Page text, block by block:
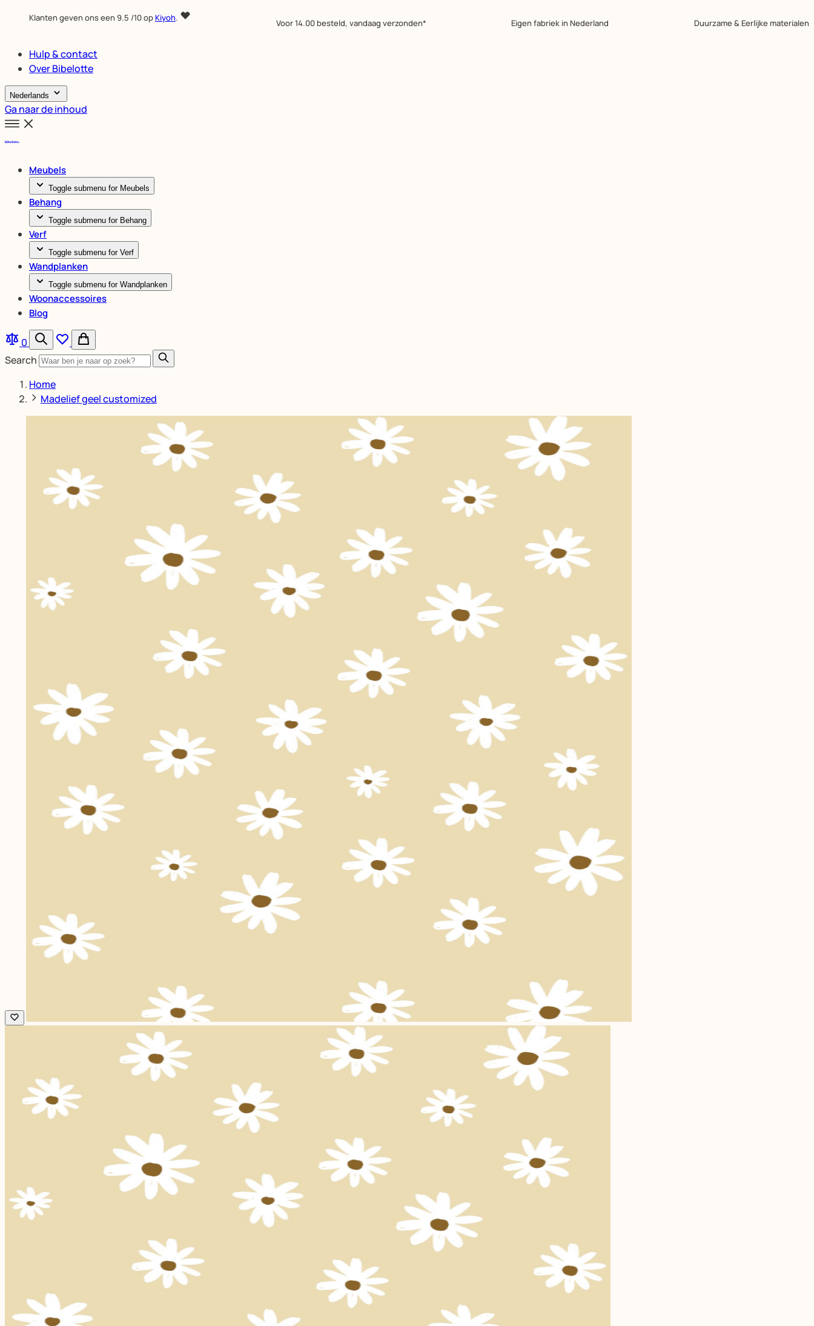
Klanten geven ons een 9.5 /10 opKiyoh. Voor 14.00 besteld, vandaag verzonden* Eigen fabriek in Nederland Duurzame & Eerlijke materialen
Hulp & contact
Over Bibelotte
Nederlands
Ga naar de inhoud
Meubels
Toggle submenu for Meubels
Behang
Toggle submenu for Behang
Verf
Toggle submenu for Verf
Wandplanken
Toggle submenu for Wandplanken
Woonaccessoires
Blog
0
Search
Home
Madelief geel customized